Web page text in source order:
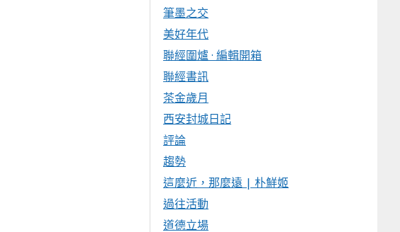
筆墨之交
美好年代
聯經圍爐 · 編輯開箱
聯經書訊
茶金歲月
西安封城日記
評論
趨勢
這麼近，那麼遠 | 朴鮮姬
過往活動
道德立場